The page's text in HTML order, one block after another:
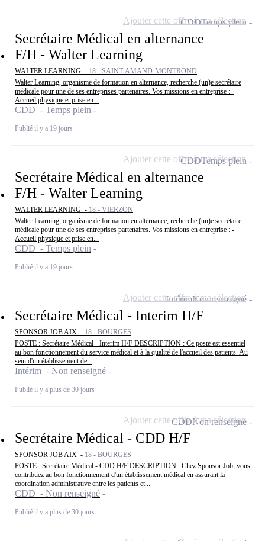
Secrétaire Médical en alternance
F/H - Walter Learning
WALTER LEARNING - 18 - SAINT-AMAND-MONTROND
Walter Learning, organisme de formation en alternance, recherche (un)e secrétaire
médicale pour une de ses entreprises partenaires. Vos missions en entreprise : -
Accueil physique et prise en...
CDD - Temps plein
Publié il y a 19 jours
CDDTemps plein
Ajouter cette offre à ma sélection
Secrétaire Médical en alternance
F/H - Walter Learning
WALTER LEARNING - 18 - VIERZON
Walter Learning, organisme de formation en alternance, recherche (un)e secrétaire
médicale pour une de ses entreprises partenaires. Vos missions en entreprise : -
Accueil physique et prise en...
CDD - Temps plein
Publié il y a 19 jours
CDDTemps plein
Ajouter cette offre à ma sélection
Secrétaire Médical - Interim H/F
SPONSOR JOB AIX - 18 - BOURGES
POSTE : Secrétaire Médical - Interim H/F DESCRIPTION : Ce poste est essentiel
au bon fonctionnement du service médical et à la qualité de l'accueil des patients. Au
sein d'un établissement de...
Intérim - Non renseigné
Publié il y a plus de 30 jours
IntérimNon renseigné
Ajouter cette offre à ma sélection
Secrétaire Médical - CDD H/F
SPONSOR JOB AIX - 18 - BOURGES
POSTE : Secrétaire Médical - CDD H/F DESCRIPTION : Chez Sponsor Job, vous
contribuez au bon fonctionnement d'un établissement médical en assurant la
coordination administrative entre les patients et...
CDD - Non renseigné
Publié il y a plus de 30 jours
CDDNon renseigné
Ajouter cette offre à ma sélection